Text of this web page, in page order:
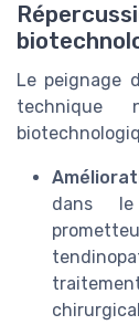
Le peignage
technique
dans